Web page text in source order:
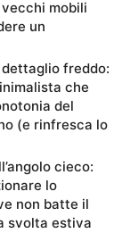
mobili
un
freddo:
che
del
(e rinfresca lo
cieco:
lo
non batte il
svolta estiva